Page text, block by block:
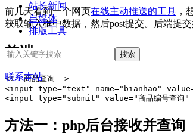
站长新闻
自媒体
排版工具
联系本站
前几天看到一个网页在线主动推送的工具 ，
获取输入框中数据，然后post提交。后端提
前端
<!--商品查询-->
<input type="text" name="bianhao"
<input type="submit" value="商品编号查
方法一：php后台接收并查询